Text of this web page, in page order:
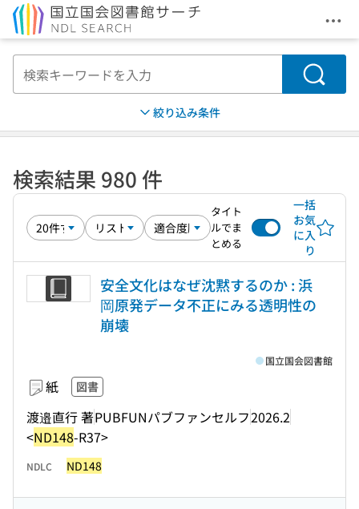
メ
検索
絞り込み条件
検索結果 980 件
タイト
ルでま
とめる
一括
お気
に入
り
安全文化はなぜ沈黙するのか : 浜
岡原発データ不正にみる透明性の
崩壊
紙 図書
渡邉直行 著PUBFUNパブファンセルフ2026.2
<ND148-R37>
国立国会図書館
NDLC ND148